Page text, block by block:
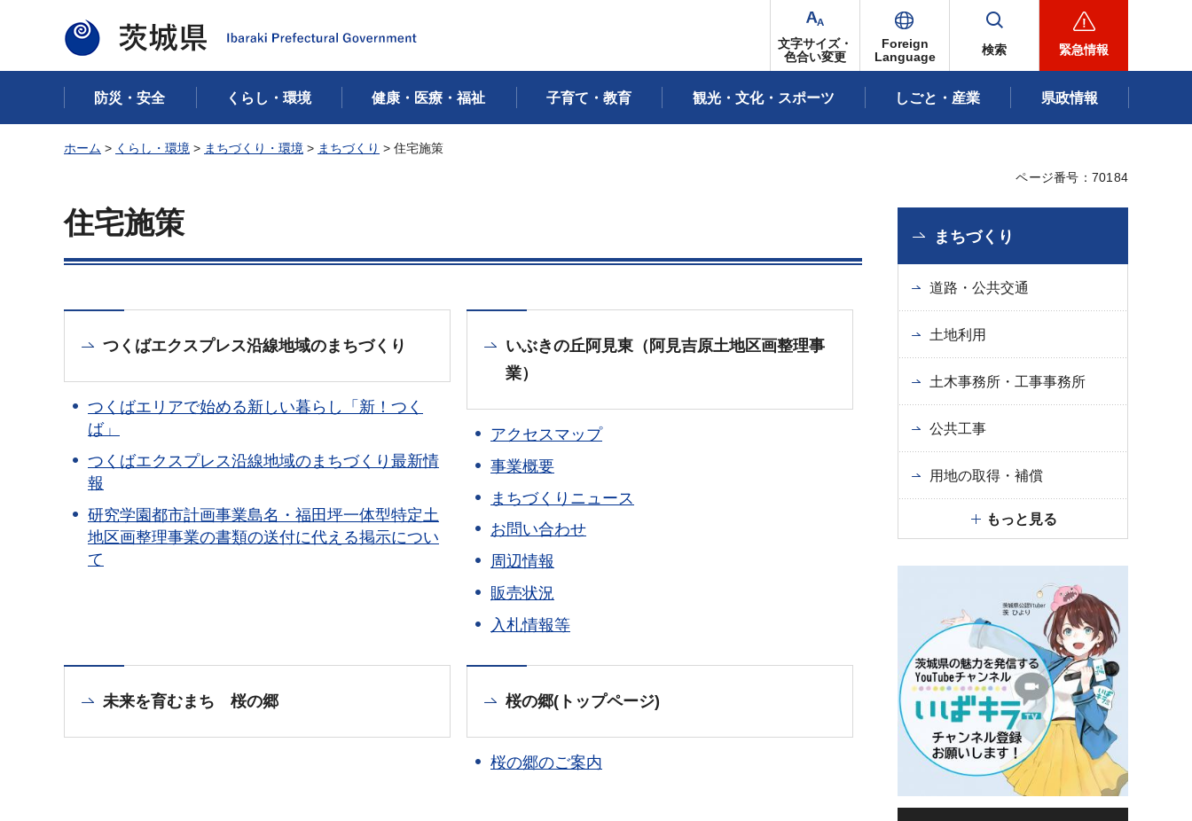
茨城県
文字サイズ・
色合い変更
Foreign
Language
検索 緊急情報
防災・安全 くらし・環境 健康・医療・福祉 子育て・教育 観光・文化・スポーツ しごと・産業 県政情報
ホーム > くらし・環境 > まちづくり・環境 > まちづくり > 住宅施策
ページ番号：70184
住宅施策
つくばエクスプレス沿線地域のまちづくり
つくばエリアで始める新しい暮らし「新！つく
ば」
つくばエクスプレス沿線地域のまちづくり最新情
報
研究学園都市計画事業島名・福田坪一体型特定土
地区画整理事業の書類の送付に代える掲示につい
て
いぶきの丘阿見東（阿見吉原土地区画整理事
業）
アクセスマップ
事業概要
まちづくりニュース
お問い合わせ
周辺情報
販売状況
入札情報等
未来を育むまち 桜の郷 桜の郷(トップページ)
桜の郷のご案内
まちづくり
道路・公共交通
土地利用
土木事務所・工事事務所
公共工事
用地の取得・補償
もっと見る